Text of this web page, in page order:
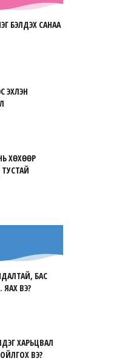
БЭЛДЭХ САНАА
ЭХЛЭН
ХӨХӨӨР
БАС
ВЭ?
ХАРЬЦВАЛ
ВЭ?